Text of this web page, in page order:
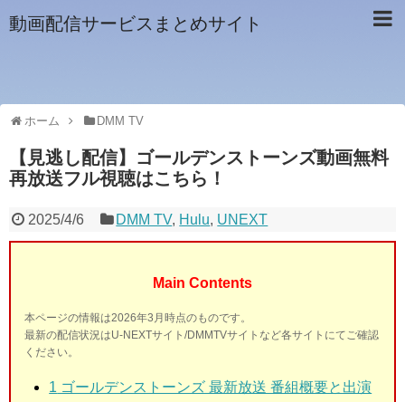
動画配信サービスまとめサイト
ホーム DMM TV
【見逃し配信】ゴールデンストーンズ動画無料
再放送フル視聴はこちら！
2025/4/6 DMM TV, Hulu, UNEXT
Main Contents
本ページの情報は2026年3月時点のものです。
最新の配信状況はU-NEXTサイト/DMMTVサイトなど各サイトにてご確認
ください。
1 ゴールデンストーンズ 最新放送 番組概要と出演